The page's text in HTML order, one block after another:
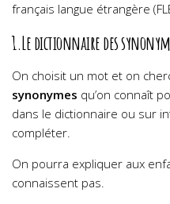
français langue étrangère
1.Le dictionnaire des
On choisit un mot et on
synonymes qu’on connaît
dans le dictionnaire ou sur
compléter.
On pourra expliquer aux
connaissent pas.